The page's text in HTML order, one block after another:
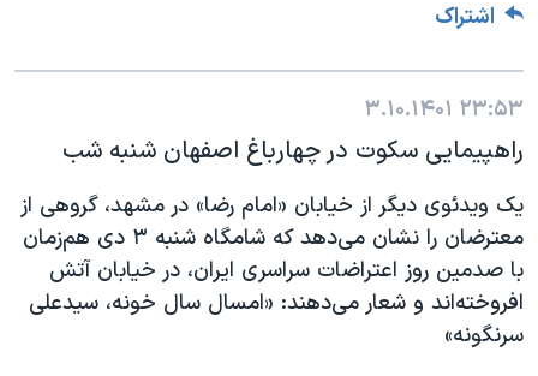
اشتراک
۲۳:۵۳ ۳.۱۰.۱۴۰۱
راهپیمایی سکوت در چهارباغ اصفهان شنبه شب
یک ویدئوی دیگر از خیابان «امام رضا» در مشهد، گروهی از
معترضان را نشان می‌دهد که شامگاه شنبه ۳ دی هم‌زمان
با صدمین روز اعتراضات سراسری ایران، در خیابان آتش
افروخته‌اند و شعار می‌دهند: «امسال سال خونه، سیدعلی
سرنگونه»